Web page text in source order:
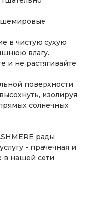
в чистую сухую
влагу.
и не растягивайте
поверхности
изолируя
солнечных
рады
- прачечная и
в нашей сети